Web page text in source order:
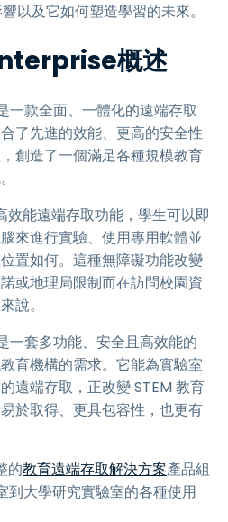
以及它如何塑造學習的未來。
概述
款全面、一體化的遠端存取
了先進的效能、更高的安全性
創造了一個滿足各種規模教育
能遠端存取功能，學生可以即
來進行實驗、使用專用軟體並
置如何。這種無障礙功能改變
或地理局限制而在訪問校園資
說。
套多功能、安全且高效能的
育機構的需求。它能為實驗室
遠端存取，正改變 STEM 教育
於取得、更具包容性，也更有
的教育遠端存取解決方案產品組
到大學研究實驗室的各種使用